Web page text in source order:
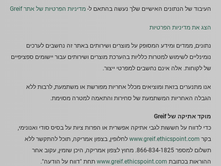
העיבוד של הנתונים האישיים שלך נעשה בהתאם ל- מדיניות הפרטיות של אתר Greif
הצג את מדיניות הפרטיות
נתונים, ממדים ומידע המסופק על מוצרים ושירותים באתר זה נחשבים לערכים
נומינליים לשימוש למטרות כלליות בהערכת מוצרים ושירותים עבור יישומים ספציפיים
של לקוחות. אלה אינם נחשבים למפרטי ייצור.
אנו מתנערים בזאת ומוציאים מכלל אחריות מפורשת או משתמעת, לרבות ללא
הגבלה האחריות המשתמעת של סחירות והתאמה למטרה מסוימת.
מוקד אתיקה של Greif
כדי לדווח על חששות לגבי אתיקה אפשרית או הפרות ציות על בסיס סודי ואנונימי,
בקר www.greif.ethicspoint.com לחלופין, בצפון אמריקה, תוכל להתקשר ללא
תשלום למספר 866-834-1825. מחוץ לצפון אמריקה, היכן שזמין, עקוב אחר
ההוראות בכתובת www.greif.ethicspoint.com תחת "דווח על הודעה".